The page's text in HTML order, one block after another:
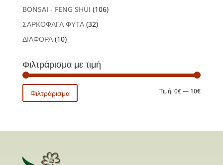
BONSAI - FENG SHUI (106)
ΣΑΡΚΟΦΑΓΑ ΦΥΤΑ (32)
ΔΙΑΦΟΡΑ (10)
Φιλτράρισμα με τιμή
Μέγιστη
Φιλτράρισμα Τιμή:0€— 10€